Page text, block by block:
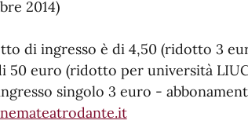
2014)
di ingresso è di 4,50 (ridotto 3
50 euro (ridotto per università
singolo 3 euro -